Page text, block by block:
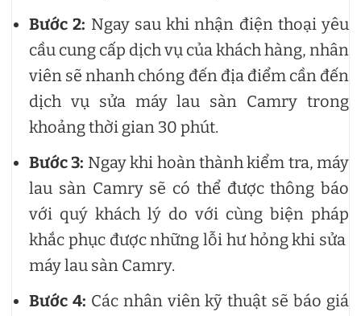
Bước 2: Ngay sau khi nhận điện thoại yêu
cầu cung cấp dịch vụ của khách hàng, nhân
viên sẽ nhanh chóng đến địa điểm cần đến
dịch vụ sửa máy lau sàn Camry trong
khoảng thời gian 30 phút.
Bước 3: Ngay khi hoàn thành kiểm tra, máy
lau sàn Camry sẽ có thể được thông báo
với quý khách lý do với cùng biện pháp
khắc phục được những lỗi hư hỏng khi sửa
máy lau sàn Camry.
Bước 4: Các nhân viên kỹ thuật sẽ báo giá